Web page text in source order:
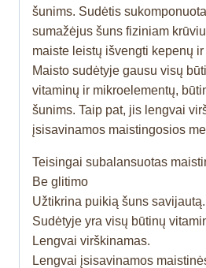
šunims. Sudėtis
sumažėjus šuns fiziniam
maiste leistų išvengti kepenų
Maisto sudėtyje gausu visų
vitaminų ir mikroelementų,
šunims. Taip pat, jis lengvai
įsisavinamos maistingosios
Teisingai subalansuotas
Be glitimo
Užtikrina puikią šuns savijautą.
Sudėtyje yra visų būtinų
Lengvai virškinamas.
Lengvai įsisavinamos